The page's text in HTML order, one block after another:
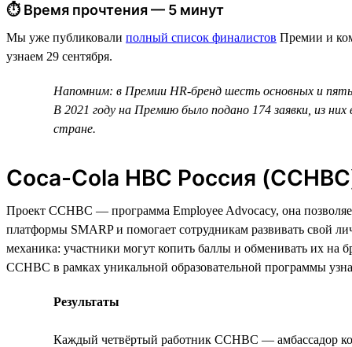
⏱ Время прочтения — 5 минут
Мы уже публиковали полный список финалистов Премии и
узнаем 29 сентября.
Напомним: в Премии HR-бренд шесть основных и
В 2021 году на Премию было подано 174 заявки, из
стране.
Coca-Cola HBC Россия
Проект CCHBC — программа Employee Advocacy, она
платформы SMARP и помогает сотрудникам развивать свой
механика: участники могут копить баллы и обменивать их
CCHBC в рамках уникальной образовательной программы
Результаты
Каждый четвёртый работник CCHBC — амбассадор